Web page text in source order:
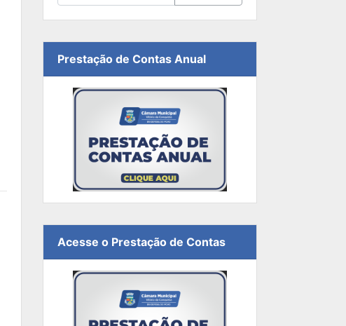
Prestação de Contas Anual
Acesse o Prestação de Contas